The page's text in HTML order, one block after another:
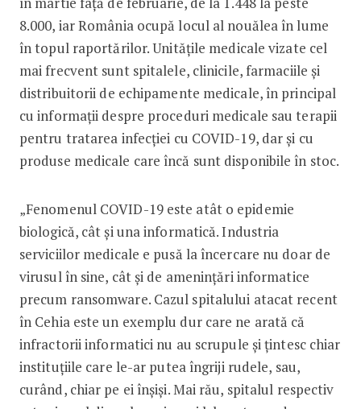
8.000, iar România ocupă locul al nouălea în lume
în topul raportărilor. Unitățile medicale vizate cel
mai frecvent sunt spitalele, clinicile, farmaciile și
distribuitorii de echipamente medicale, în principal
cu informații despre proceduri medicale sau terapii
pentru tratarea infecției cu COVID-19, dar și cu
produse medicale care încă sunt disponibile în stoc.
„Fenomenul COVID-19 este atât o epidemie
biologică, cât și una informatică. Industria
serviciilor medicale e pusă la încercare nu doar de
virusul în sine, cât și de amenințări informatice
precum ransomware. Cazul spitalului atacat recent
în Cehia este un exemplu dur care ne arată că
infractorii informatici nu au scrupule și țintesc chiar
instituțiile care le-ar putea îngriji rudele, sau,
curând, chiar pe ei înșiși. Mai rău, spitalul respectiv